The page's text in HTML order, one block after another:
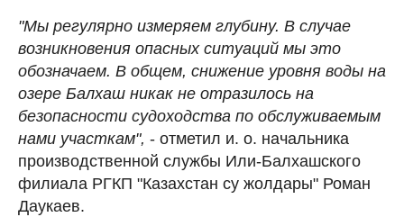
"Мы регулярно измеряем глубину. В случае
возникновения опасных ситуаций мы это
обозначаем. В общем, снижение уровня воды на
озере Балхаш никак не отразилось на
безопасности судоходства по обслуживаемым
нами участкам", - отметил и. о. начальника
производственной службы Или-Балхашского
филиала РГКП "Казахстан су жолдары" Роман
Даукаев.